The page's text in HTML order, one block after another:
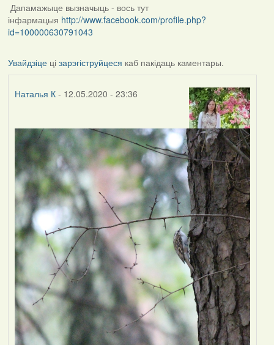
Дапамажыце вызначыць - вось тут
інфармацыя http://www.facebook.com/profile.php?
id=100000630791043
Увайдзіцеці зарэгіструйцеся каб пакідаць каментары.
Наталья К- 12.05.2020 - 23:36